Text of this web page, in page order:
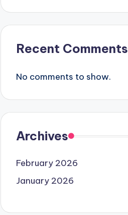
Recent Comments
No comments to show.
Archives
February 2026
January 2026